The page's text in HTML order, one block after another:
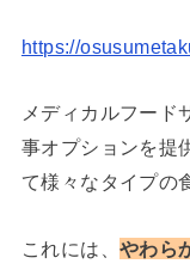
https://
メディカルフード
事オプションを提
て様々なタイプの
これには、 やわら